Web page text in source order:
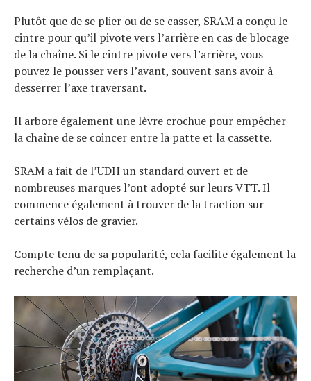
Plutôt que de se plier ou de se casser, SRAM a conçu le
cintre pour qu’il pivote vers l’arrière en cas de blocage
de la chaîne. Si le cintre pivote vers l’arrière, vous
pouvez le pousser vers l’avant, souvent sans avoir à
desserrer l’axe traversant.
Il arbore également une lèvre crochue pour empêcher
la chaîne de se coincer entre la patte et la cassette.
SRAM a fait de l’UDH un standard ouvert et de
nombreuses marques l’ont adopté sur leurs VTT. Il
commence également à trouver de la traction sur
certains vélos de gravier.
Compte tenu de sa popularité, cela facilite également la
recherche d’un remplaçant.